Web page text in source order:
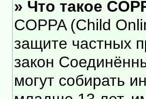
» Что такое
COPPA (Child
защите частных
закон
могут собирать